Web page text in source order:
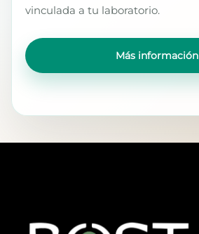
vinculada a tu laboratorio.
Más información